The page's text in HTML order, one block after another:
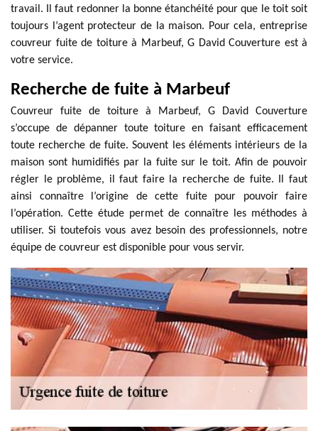
travail. Il faut redonner la bonne étanchéité pour que le toit soit
toujours l’agent protecteur de la maison. Pour cela, entreprise
couvreur fuite de toiture à Marbeuf, G David Couverture est à
votre service.
Recherche de fuite à Marbeuf
Couvreur fuite de toiture à Marbeuf, G David Couverture
s’occupe de dépanner toute toiture en faisant efficacement
toute recherche de fuite. Souvent les éléments intérieurs de la
maison sont humidifiés par la fuite sur le toit. Afin de pouvoir
régler le problème, il faut faire la recherche de fuite. Il faut
ainsi connaître l’origine de cette fuite pour pouvoir faire
l’opération. Cette étude permet de connaître les méthodes à
utiliser. Si toutefois vous avez besoin des professionnels, notre
équipe de couvreur est disponible pour vous servir.